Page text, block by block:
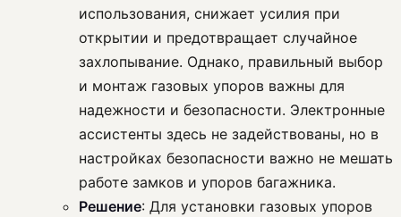
использования, снижает усилия при
открытии и предотвращает случайное
захлопывание. Однако, правильный выбор
и монтаж газовых упоров важны для
надежности и безопасности. Электронные
ассистенты здесь не задействованы, но в
настройках безопасности важно не мешать
работе замков и упоров багажника.
Решение: Для установки газовых упоров